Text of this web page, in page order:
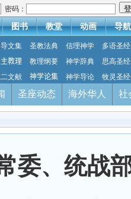
密码：
图书 教堂 动画 导航
文集 圣教法典 信理神学
多语圣经
教理
教理纲要 神学辞典
思高圣经
文献
神学论集 神学导论 牧灵圣经
圣座动态 海外华人 社
委、统战